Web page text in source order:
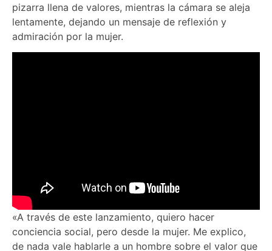
pizarra llena de valores, mientras la cámara se aleja
lentamente, dejando un mensaje de reflexión y
admiración por la mujer.
«A través de este lanzamiento, quiero hacer
conciencia social, pero desde la mujer. Me explico,
de nada vale hablarle a un hombre sobre el valor que